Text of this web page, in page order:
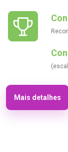
Mais detalhes